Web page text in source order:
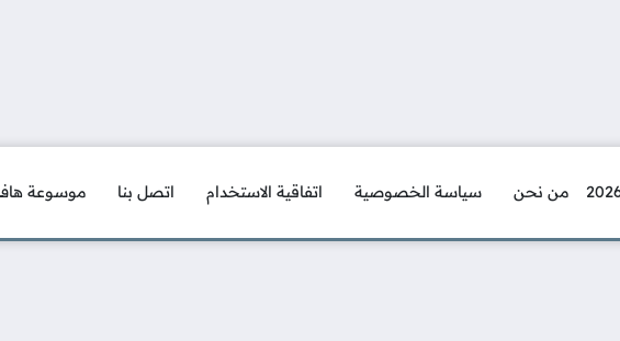
من نحن سياسة الخصوصية اتفاقية الاستخدام اتصل بنا موسوعة